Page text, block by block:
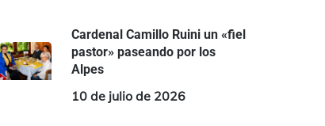
Cardenal Camillo Ruini un «fiel
pastor» paseando por los
Alpes
10 de julio de 2026